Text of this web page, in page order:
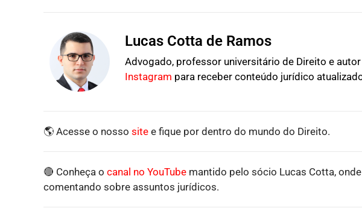
Lucas Cotta de Ramos
Advogado, professor universitário de Direito e
Instagram para receber conteúdo jurídico
🌎 Acesse o nosso site e fique por dentro do mundo do Direito.
🔴 Conheça o canal no YouTube mantido pelo sócio Lucas Cotta,
comentando sobre assuntos jurídicos.